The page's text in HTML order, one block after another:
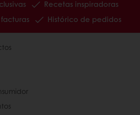
Recetas inspiradoras
Histórico de pedidos